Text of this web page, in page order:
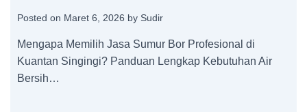
Posted on Maret 6, 2026 by Sudir
Mengapa Memilih Jasa Sumur Bor Profesional di
Kuantan Singingi? Panduan Lengkap Kebutuhan Air
Bersih…